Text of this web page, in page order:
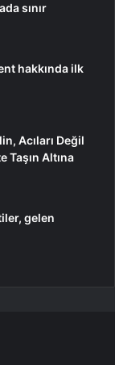
sınır
hakkında ilk
Acıları Değil
Taşın Altına
gelen